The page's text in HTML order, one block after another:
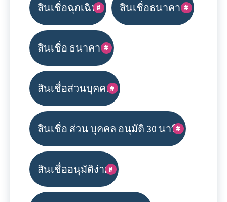
สินเชื่อฉุกเฉิน สินเชื่อธนาคาร
สินเชื่อ ธนาคาร
สินเชื่อส่วนบุคคล
สินเชื่อ ส่วน บุคคล อนุมัติ 30 นาที
สินเชื่ออนุมัติง่าย